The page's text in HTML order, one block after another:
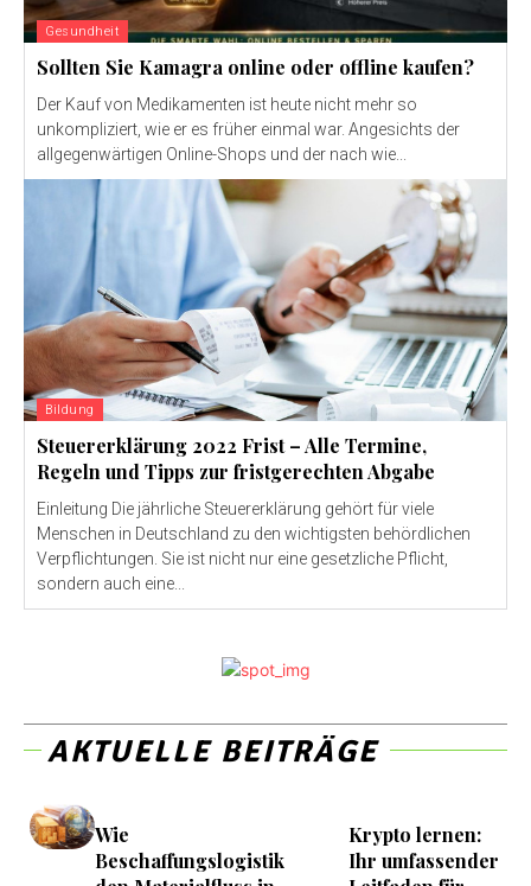
Gesundheit
Sollten Sie Kamagra online oder offline kaufen?
Der Kauf von Medikamenten ist heute nicht mehr so ​​
unkompliziert, wie er es früher einmal war. Angesichts der
allgegenwärtigen Online-Shops und der nach wie...
Bildung
Steuererklärung 2022 Frist – Alle Termine,
Regeln und Tipps zur fristgerechten Abgabe
Einleitung Die jährliche Steuererklärung gehört für viele
Menschen in Deutschland zu den wichtigsten behördlichen
Verpflichtungen. Sie ist nicht nur eine gesetzliche Pflicht,
sondern auch eine...
AKTUELLE BEITRÄGE
Wie
Beschaffungslogistik
Krypto lernen:
Ihr umfassender